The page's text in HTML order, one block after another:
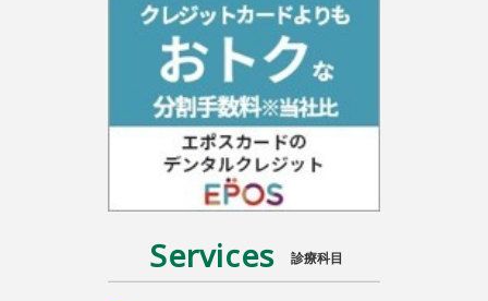
Services 診療科目